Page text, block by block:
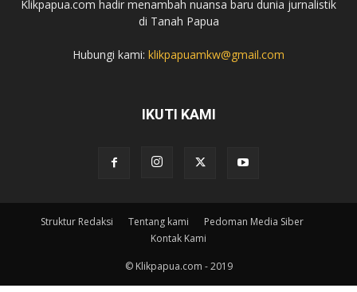
Klikpapua.com hadir menambah nuansa baru dunia jurnalistik
di Tanah Papua
Hubungi kami: klikpapuamkw@gmail.com
IKUTI KAMI
Struktur Redaksi Tentang kami
Pedoman Media Siber
Kontak Kami
© Klikpapua.com - 2019